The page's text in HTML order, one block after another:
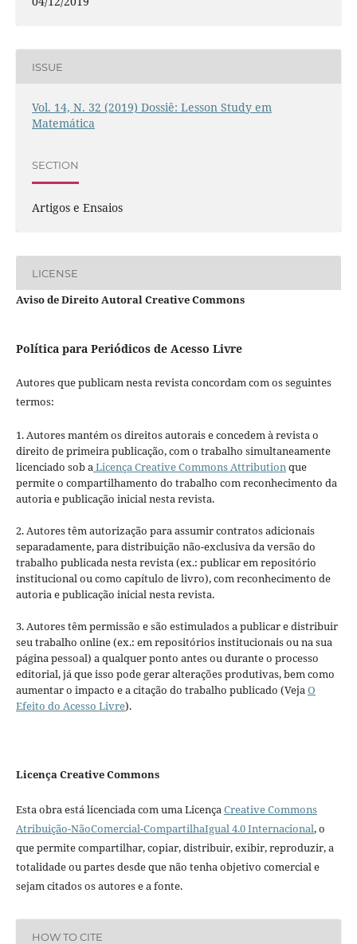
ISSUE
Vol. 14, N. 32 (2019) Dossiê: Lesson Study em
Matemática
SECTION
Artigos e Ensaios
LICENSE
Aviso de Direito Autoral Creative Commons
Política para Periódicos de Acesso Livre
Autores que publicam nesta revista concordam com os seguintes
termos:
1. Autores mantém os direitos autorais e concedem à revista o
direito de primeira publicação, com o trabalho simultaneamente
licenciado sob aLicença Creative Commons Attributionque
permite o compartilhamento do trabalho com reconhecimento da
autoria e publicação inicial nesta revista.
2. Autores têm autorização para assumir contratos adicionais
separadamente, para distribuição não-exclusiva da versão do
trabalho publicada nesta revista (ex.: publicar em repositório
institucional ou como capítulo de livro), com reconhecimento de
autoria e publicação inicial nesta revista.
3. Autores têm permissão e são estimulados a publicar e distribuir
seu trabalho online (ex.: em repositórios institucionais ou na sua
página pessoal) a qualquer ponto antes ou durante o processo
editorial, já que isso pode gerar alterações produtivas, bem como
aumentar o impacto e a citação do trabalho publicado (VejaO
Efeito do Acesso Livre).
Licença Creative Commons
Esta obra está licenciada com uma LicençaCreative Commons
Atribuição-NãoComercial-CompartilhaIgual 4.0 Internacional, o
que permite compartilhar, copiar, distribuir, exibir, reproduzir, a
totalidade ou partes desde que não tenha objetivo comercial e
sejam citados os autores e a fonte.
HOW TO CITE